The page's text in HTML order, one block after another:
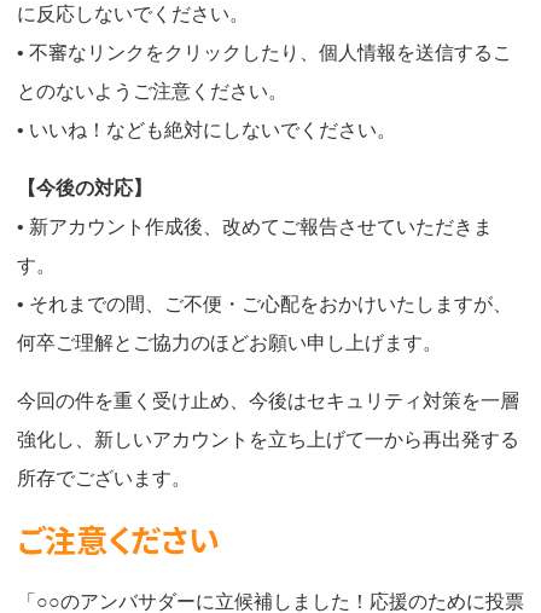
に反応しないでください。
• 不審なリンクをクリックしたり、個人情報を送信するこ
とのないようご注意ください。
• いいね！なども絶対にしないでください。
【今後の対応】
• 新アカウント作成後、改めてご報告させていただきま
す。
• それまでの間、ご不便・ご心配をおかけいたしますが、
何卒ご理解とご協力のほどお願い申し上げます。
今回の件を重く受け止め、今後はセキュリティ対策を一層
強化し、新しいアカウントを立ち上げて一から再出発する
所存でございます。
ご注意ください
「○○のアンバサダーに立候補しました！応援のために投票